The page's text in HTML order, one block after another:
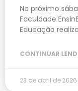
No próximo
Faculdade
Educação
CONTINUAR
23 de abril de 2026